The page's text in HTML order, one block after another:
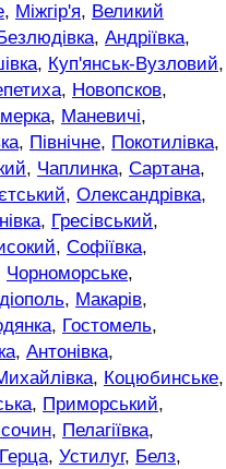
, Міжгір'я, Великий
Безлюдівка, Андріївка,
, Куп'янськ-Вузловий,
, Новопсков,
, Маневичі,
, Північне, Покотилівка,
, Чаплинка, Сартана,
, Олександрівка,
, Гресівський,
, Софіївка,
Чорноморське,
, Макарів,
, Гостомель,
, Антонівка,
, Коцюбинське,
, Приморський,
, Пелагіївка,
Герца, Устилуг, Белз,